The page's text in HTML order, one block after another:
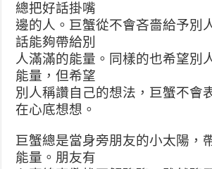
總把好話掛嘴
邊的人。巨蟹從不會吝嗇給予別
話能夠帶給別
人滿滿的能量。同樣的也希望別
能量，但希望
別人稱讚自己的想法，巨蟹不會
在心底想想。
巨蟹總是當身旁朋友的小太陽，
能量。朋友有